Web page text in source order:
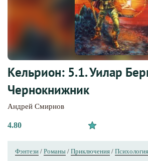
Кельрион: 5.1. Уилар
Чернокнижник
Андрей Смирнов
4.80
Фэнтези / Романы / Приключения / Психология